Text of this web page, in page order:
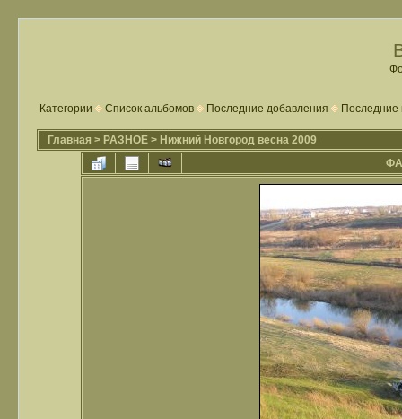
Категории Список альбомов Последние добавления Последние
Главная > РАЗНОЕ > Нижний Новгород весна 2009